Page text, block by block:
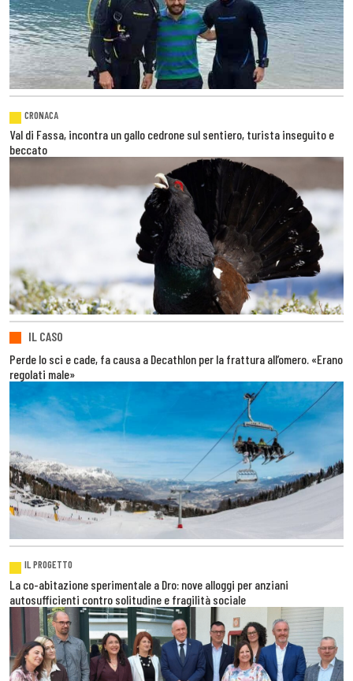
CRONACA
Val di Fassa, incontra un gallo cedrone sul sentiero, turista inseguito e
beccato
IL CASO
Perde lo sci e cade, fa causa a Decathlon per la frattura all’omero. «Erano
regolati male»
IL PROGETTO
La co-abitazione sperimentale a Dro: nove alloggi per anziani
autosufficienti contro solitudine e fragilità sociale